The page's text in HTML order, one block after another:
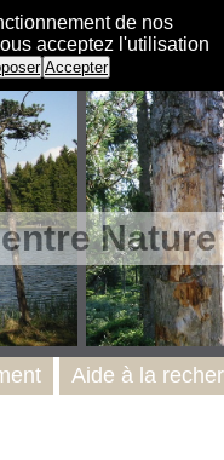
de nos
acceptez l'utilisation
Accepter
Aide à la